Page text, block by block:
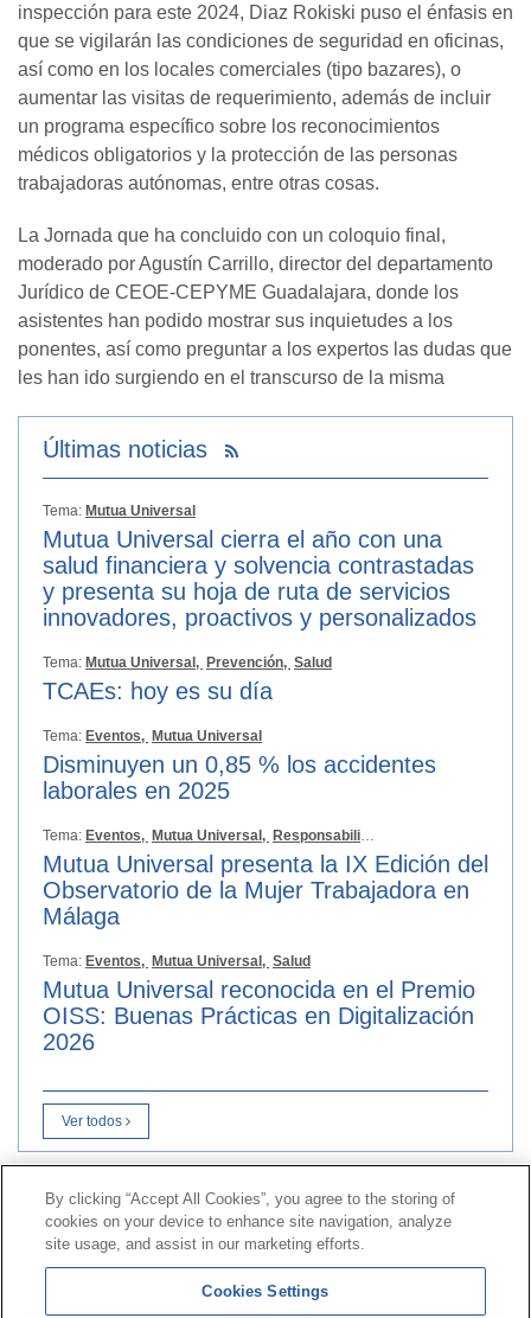
inspección para este 2024, Diaz Rokiski puso el énfasis en
que se vigilarán las condiciones de seguridad en oficinas,
así como en los locales comerciales (tipo bazares), o
aumentar las visitas de requerimiento, además de incluir
un programa específico sobre los reconocimientos
médicos obligatorios y la protección de las personas
trabajadoras autónomas, entre otras cosas.
La Jornada que ha concluido con un coloquio final,
moderado por Agustín Carrillo, director del departamento
Jurídico de CEOE-CEPYME Guadalajara, donde los
asistentes han podido mostrar sus inquietudes a los
ponentes, así como preguntar a los expertos las dudas que
les han ido surgiendo en el transcurso de la misma
Últimas noticias
Tema: Mutua Universal
Mutua Universal cierra el año con una
salud financiera y solvencia contrastadas
y presenta su hoja de ruta de servicios
innovadores, proactivos y personalizados
Tema: Mutua Universal, Prevención, Salud
TCAEs: hoy es su día
Tema: Eventos, Mutua Universal
Disminuyen un 0,85 % los accidentes
laborales en 2025
Tema: Eventos, Mutua Universal, Responsabilidad Social
Mutua Universal presenta la IX Edición del
Observatorio de la Mujer Trabajadora en
Málaga
Tema: Eventos, Mutua Universal, Salud
Mutua Universal reconocida en el Premio
OISS: Buenas Prácticas en Digitalización
2026
Ver todos
Contacto|Perfil do contratante|Reclamacións
Liña Universal 900 203 203
|
Zona Privada Comisión de
Prestacións Especiais|Zona Privada Provedor Sanitario
By clicking “Accept All Cookies”, you agree to the storing of
cookies on your device to enhance site navigation, analyze
site usage, and assist in our marketing efforts.
Cookies Settings